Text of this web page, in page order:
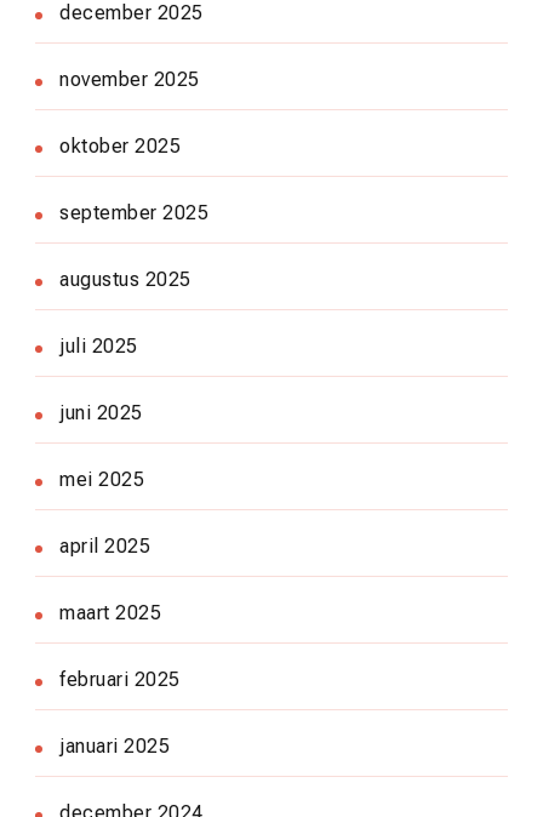
december 2025
november 2025
oktober 2025
september 2025
augustus 2025
juli 2025
juni 2025
mei 2025
april 2025
maart 2025
februari 2025
januari 2025